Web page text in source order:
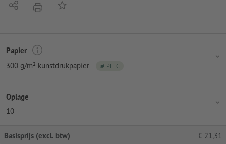
Delen afdrukkenOp de lijst
Papier
300 g/m² kunstdrukpapier
PEFC
Oplage
10
Basisprijs (excl. btw) € 21,31